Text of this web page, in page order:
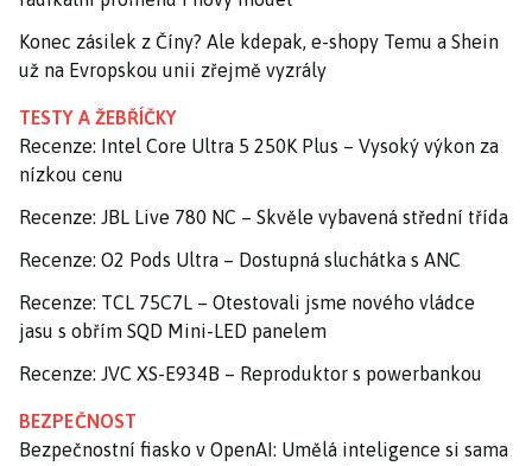
Konec zásilek z Číny? Ale kdepak, e-shopy Temu a Shein
už na Evropskou unii zřejmě vyzrály
TESTY A ŽEBŘÍČKY
Recenze: Intel Core Ultra 5 250K Plus – Vysoký výkon za
nízkou cenu
Recenze: JBL Live 780 NC – Skvěle vybavená střední třída
Recenze: O2 Pods Ultra – Dostupná sluchátka s ANC
Recenze: TCL 75C7L – Otestovali jsme nového vládce
jasu s obřím SQD Mini-LED panelem
Recenze: JVC XS-E934B – Reproduktor s powerbankou
BEZPEČNOST
Bezpečnostní fiasko v OpenAI: Umělá inteligence si sama